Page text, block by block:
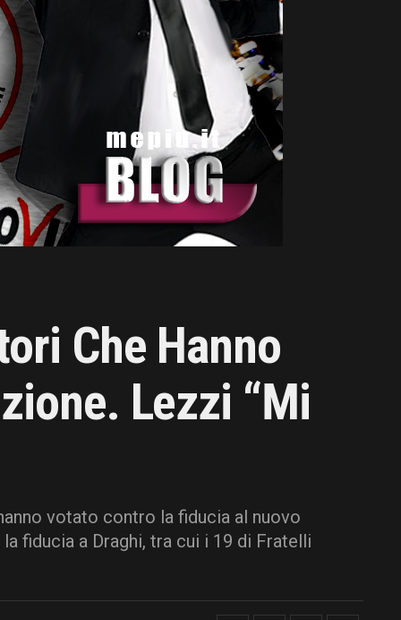
Che Hanno
Lezzi “mi
votato contro la fiducia al nuovo
fiducia a Draghi, tra cui i 19 di Fratelli